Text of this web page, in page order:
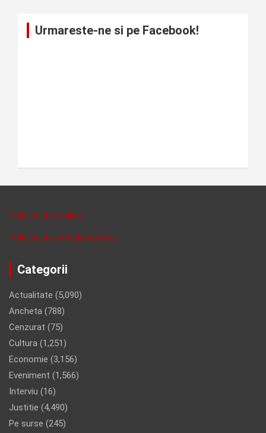
Urmareste-ne si pe Facebook!
Politica de cookies
Politica de confidentalitate
Categorii
Actualitate (5,090)
Ancheta (788)
Cenzurat (75)
Cultura (1,251)
Economie (3,156)
Eveniment (1,566)
Interviu (16)
Justitie (4,490)
Pe surse (245)